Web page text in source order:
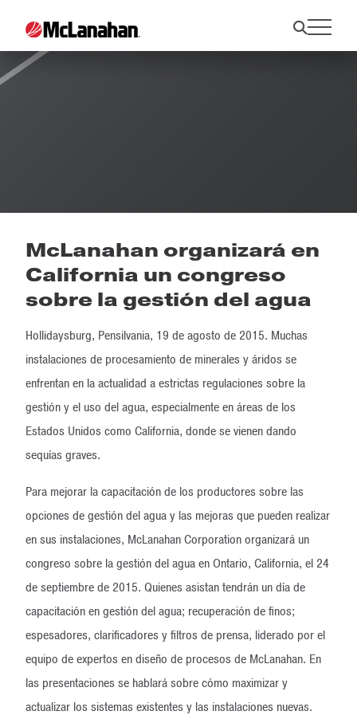
Noticias
McLanahan organizará en
California un congreso
sobre la gestión del agua
Hollidaysburg, Pensilvania, 19 de agosto de 2015. Muchas
instalaciones de procesamiento de minerales y áridos se
enfrentan en la actualidad a estrictas regulaciones sobre la
gestión y el uso del agua, especialmente en áreas de los
Estados Unidos como California, donde se vienen dando
sequías graves.
Para mejorar la capacitación de los productores sobre las
opciones de gestión del agua y las mejoras que pueden realizar
en sus instalaciones, McLanahan Corporation organizará un
congreso sobre la gestión del agua en Ontario, California, el 24
de septiembre de 2015. Quienes asistan tendrán un día de
capacitación en gestión del agua; recuperación de finos;
espesadores, clarificadores y filtros de prensa, liderado por el
equipo de expertos en diseño de procesos de McLanahan. En
las presentaciones se hablará sobre cómo maximizar y
actualizar los sistemas existentes y las instalaciones nuevas.